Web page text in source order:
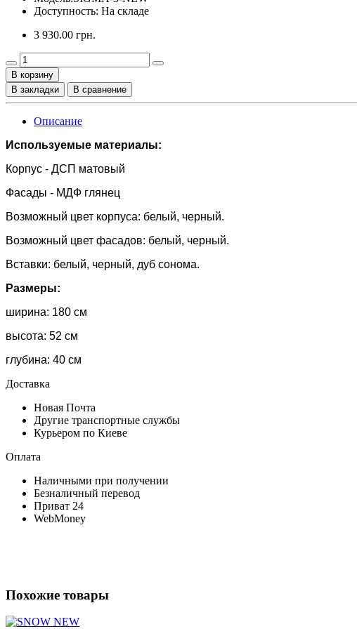
Доступность: На складе
3 930.00 грн.
В корзину
В закладки
В сравнение
Описание
Используемые материалы:
Корпус - ДСП матовый
Фасады - МДФ глянец
Возможный цвет корпуса: белый, черный.
Возможный цвет фасадов: белый, черный.
Вставки: белый, черный, дуб сонома.
Размеры:
ширина: 180 см
высота: 52 см
глубина: 40 см
Доставка
Новая Почта
Другие транспортные службы
Курьером по Киеве
Оплата
Наличными при получении
Безналичный перевод
Приват 24
WebMoney
Похожие товары